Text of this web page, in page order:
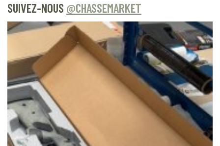
SUIVEZ-NOUS @CHASSEMARKET